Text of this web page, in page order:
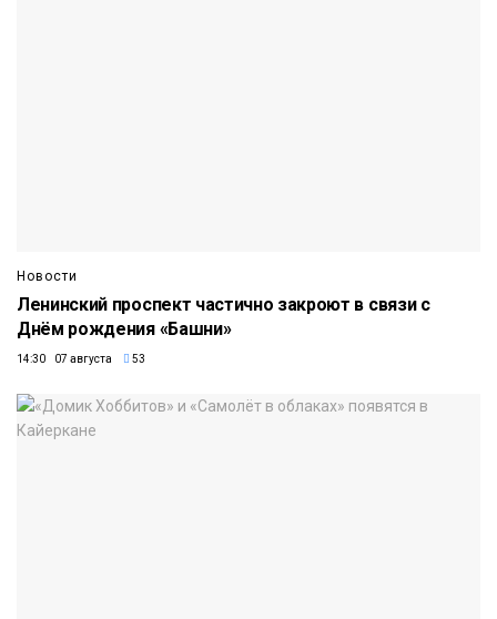
Новости
Ленинский проспект частично закроют в связи с
Днём рождения «Башни»
14:30 07 августа 53